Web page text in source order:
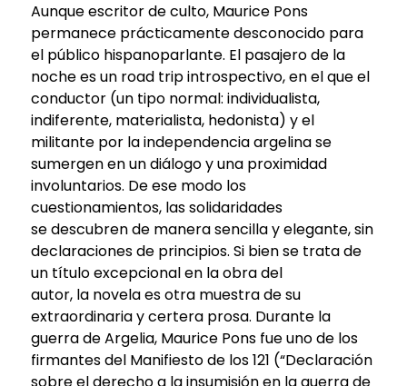
Aunque escritor de culto, Maurice Pons
permanece prácticamente desconocido para
el público hispanoparlante. El pasajero de la
noche es un road trip introspectivo, en el que el
conductor (un tipo normal: individualista,
indiferente, materialista, hedonista) y el
militante por la independencia argelina se
sumergen en un diálogo y una proximidad
involuntarios. De ese modo los
cuestionamientos, las solidaridades
se descubren de manera sencilla y elegante, sin
declaraciones de principios. Si bien se trata de
un título excepcional en la obra del
autor, la novela es otra muestra de su
extraordinaria y certera prosa. Durante la
guerra de Argelia, Maurice Pons fue uno de los
firmantes del Manifiesto de los 121 (“Declaración